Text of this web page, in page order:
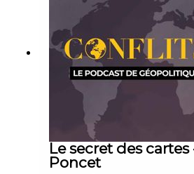
Le secret des
Poncet